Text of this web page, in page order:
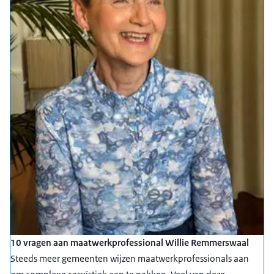
Tandje bijzetten op het forceren van een
doorbraak. En met hoe meer mensen je bent, hoe
groter die beweging wordt, hoe meer kennis er
ook rondgaat in het land over wat mogelijk is, wat
niet mogelijk is. Dus hoe meer mensen zich
aansluiten, hoe groter onze kennis wordt.
00:00:38
Marjelle de Deugd - gemeente Hoeksche Waard:Ik denk
dat het belangrijk is dat er een Maatwerkloket is,
omdat er toch helaas mensen buiten de boot
vallen. Er wordt heel veel geregeld en er gaat heel
veel goed en voor een klein percentage mensen,
en je zal er toch toe behoren, gaan dingen net niet
goed of lukken net niet. En dan is het fijn om te
weten hoe je dat kunt oplossen. Want je hoeft niet
altijd het wiel alleen uit te vinden of opnieuw uit te
vinden. En hoe meer mensen er aangesloten zijn,
10 vragen aan maatwerkprofessional Willie Remmerswaal
Steeds meer gemeenten wijzen maatwerkprofessionals aan